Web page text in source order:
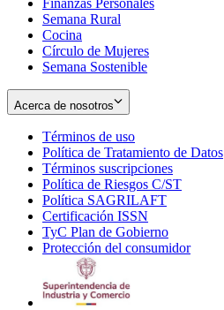
Finanzas Personales
Semana Rural
Cocina
Círculo de Mujeres
Semana Sostenible
Acerca de nosotros
Términos de uso
in
new
window
Política de Tratamiento de Datos
Términos suscripciones
in
Política de Riesgos C/ST
Política SAGRILAFT
new
window
Certificación ISSN
in
new
TyC Plan de Gobierno
in
Protección del consumidorOpens